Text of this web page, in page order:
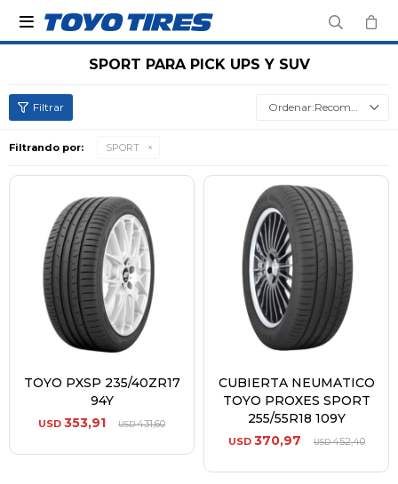

SPORT PARA PICK UPS Y SUV
Recomendados
Filtrando por: SPORT
TOYO PXSP 235/40ZR17
94Y
USD 353,91 USD431,60
CUBIERTA NEUMATICO
TOYO PROXES SPORT
255/55R18 109Y
USD 370,97 USD452,40